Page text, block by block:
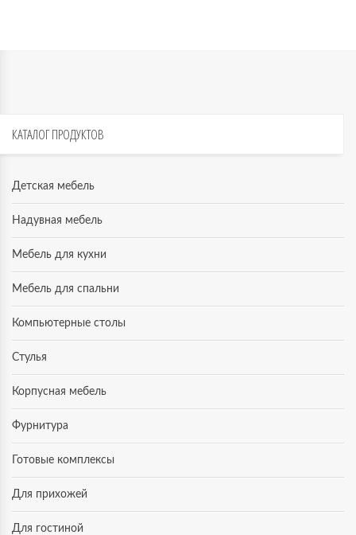
КАТАЛОГПРОДУКТОВ
Детская мебель
Надувная мебель
Мебель для кухни
Мебель для спальни
Компьютерные столы
Стулья
Корпусная мебель
Фурнитура
Готовые комплексы
Для прихожей
Для гостиной